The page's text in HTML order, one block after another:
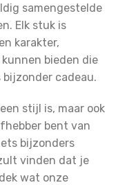
samengestelde
Elk stuk is
karakter,
bieden die
cadeau.
stijl is, maar ook
bent van
bijzonders
vinden dat je
wat onze